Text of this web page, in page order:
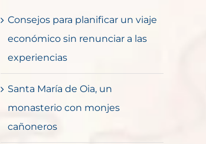
Consejos para planificar un viaje
económico sin renunciar a las
experiencias
Santa María de Oia, un
monasterio con monjes
cañoneros